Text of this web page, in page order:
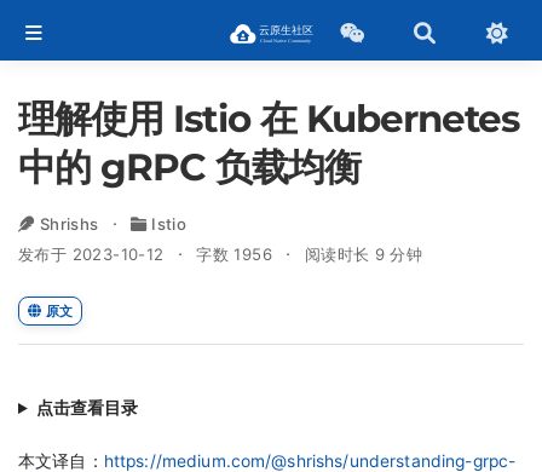
理解使用 Istio 在 Kubernetes
中的 gRPC 负载均衡
Shrishs
Istio
发布于 2023-10-12
字数 1956 阅读时长 9 分钟
原文
点击查看目录
本文译自： https://medium.com/@shrishs/understanding-grpc-